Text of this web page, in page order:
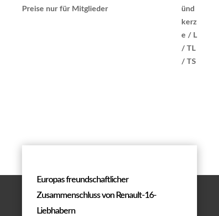
Preise nur für Mitglieder
Europas freundschaftlicher
Zusammenschluss von Renault-16-
Liebhabern